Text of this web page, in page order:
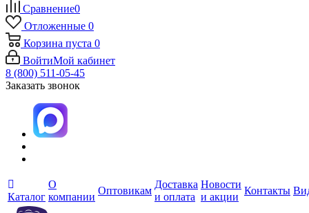
Сравнение0
Отложенные 0
Корзина пуста 0
ВойтиМой кабинет
8 (800) 511-05-45
Заказать звонок
Каталог
О
компании
Оптовикам
Доставка
и оплата
Новости
и акции
Контакты